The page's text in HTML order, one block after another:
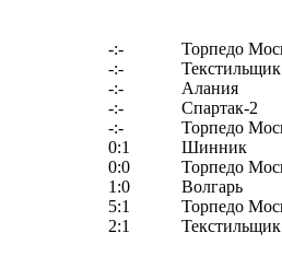
-:-
Торпедо
-:-
Текстильщик
-:-
Алания
-:-
Спартак-2
-:-
Торпедо
0:1
Шинник
0:0
Торпедо
1:0
Волгарь
5:1
Торпедо
2:1
Текстильщик